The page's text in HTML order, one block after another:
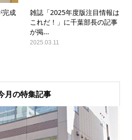
完成
雑誌「2025年度版注目情報は
これだ！」に千葉部長の記事
が掲...
2025.03.11
月の特集記事